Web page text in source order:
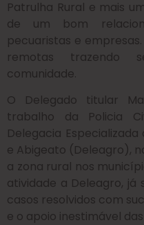
Patrulha Rural e mais
de um bom
pecuaristas e
remotas trazendo
comunidade.
O Delegado titular
trabalho da Policia
Delegacia
e Abigeato (Deleagro),
a zona rural nos
atividade a Deleagro, já
casos resolvidos com
e o apoio inestimável